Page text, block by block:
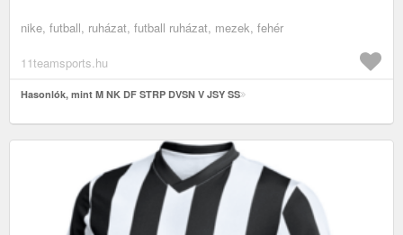
nike, futball, ruházat, futball ruházat, mezek, fehér
11teamsports.hu
Hasonlók, mint M NK DF STRP DVSN V JSY SS